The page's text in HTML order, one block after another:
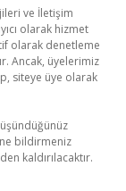
ve İletişim
olarak hizmet
olarak denetleme
Ancak, üyelerimiz
siteye üye olarak
bildirmeniz
kaldırılacaktır.